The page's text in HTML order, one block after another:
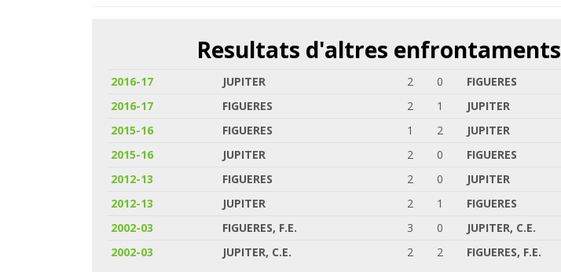
Resultats d'altres enfrontaments
2016-17 JUPITER 2 0
FIGUERES
2016-17
FIGUERES 2 1
JUPITER
2015-16
FIGUERES 1 2
JUPITER
2015-16
JUPITER 2 0
FIGUERES
2012-13
FIGUERES 2 0
JUPITER
2012-13
JUPITER 2 1
FIGUERES
2002-03
FIGUERES, F.E. 3 0
JUPITER, C.E.
2002-03
JUPITER, C.E. 2 2 FIGUERES, F.E.